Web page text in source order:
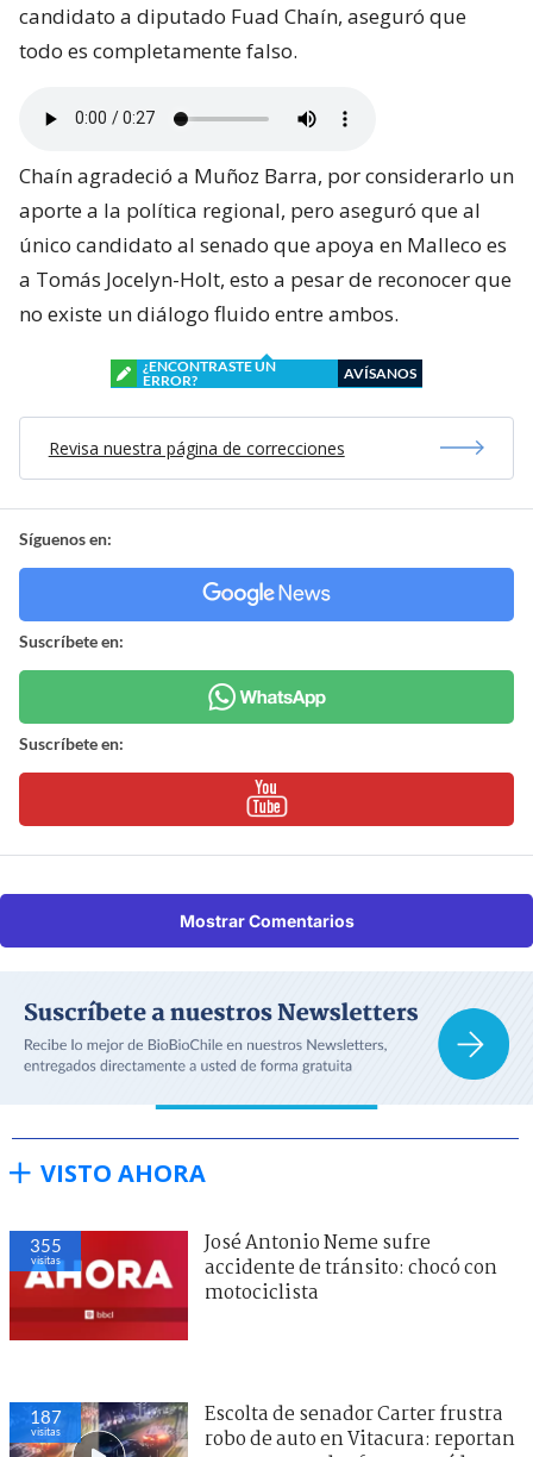
candidato a diputado Fuad Chaín, aseguró que
todo es completamente falso.
Chaín agradeció a Muñoz Barra, por considerarlo un
aporte a la política regional, pero aseguró que al
único candidato al senado que apoya en Malleco es
a Tomás Jocelyn-Holt, esto a pesar de reconocer que
no existe un diálogo fluido entre ambos.
¿ENCONTRASTE UN
ERROR?
AVÍSANOS
Revisa nuestra página de correcciones
Síguenos en:
Suscríbete en:
Suscríbete en:
Mostrar Comentarios
VISTO AHORA
355
visitas
José Antonio Neme sufre
accidente de tránsito: chocó con
motociclista
187
visitas
Escolta de senador Carter frustra
robo de auto en Vitacura: reportan